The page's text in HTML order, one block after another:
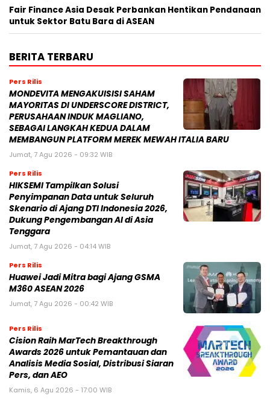
Fair Finance Asia Desak Perbankan Hentikan Pendanaan
untuk Sektor Batu Bara di ASEAN
BERITA TERBARU
Pers Rilis
MONDEVITA MENGAKUISISI SAHAM
MAYORITAS DI UNDERSCORE DISTRICT,
PERUSAHAAN INDUK MAGLIANO,
SEBAGAI LANGKAH KEDUA DALAM
MEMBANGUN PLATFORM MEREK MEWAH ITALIA BARU
Jumat, 7 Agu 2026 - 09:32 WIB
Pers Rilis
HIKSEMI Tampilkan Solusi
Penyimpanan Data untuk Seluruh
Skenario di Ajang DTI Indonesia 2026,
Dukung Pengembangan AI di Asia
Tenggara
Jumat, 7 Agu 2026 - 04:14 WIB
Pers Rilis
Huawei Jadi Mitra bagi Ajang GSMA
M360 ASEAN 2026
Jumat, 7 Agu 2026 - 00:42 WIB
Pers Rilis
Cision Raih MarTech Breakthrough
Awards 2026 untuk Pemantauan dan
Analisis Media Sosial, Distribusi Siaran
Pers, dan AEO
Kamis, 6 Agu 2026 - 17:00 WIB